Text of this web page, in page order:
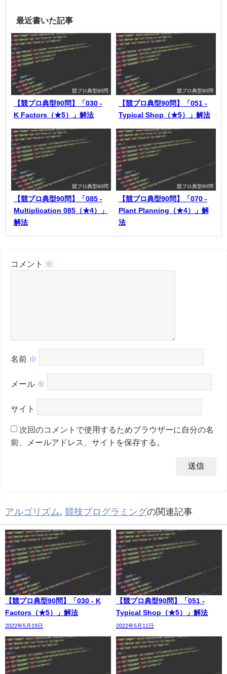
最近書いた記事
競プロ典型90問
【競プロ典型90問】「030 -
K Factors（★5）」解法
競プロ典型90問
【競プロ典型90問】「051 -
Typical Shop（★5）」解法
競プロ典型90問
【競プロ典型90問】「085 -
Multiplication 085（★4）」
解法
競プロ典型90問
【競プロ典型90問】「070 -
Plant Planning（★4）」解
法
コメント ※
名前 ※
メール ※
サイト
次回のコメントで使用するためブラウザーに自分の名
前、メールアドレス、サイトを保存する。
アルゴリズム 競技プログラミングの関連記事
【競プロ典型90問】「030 - K
Factors（★5）」解法
2022年5月19日
【競プロ典型90問】「051 -
Typical Shop（★5）」解法
2022年5月11日